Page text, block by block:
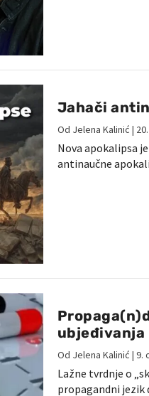
Jahači
Od Jelena Kalinić |
Nova apokalipsa
antinaučne
ubjeđivanja
Od Jelena Kalinić | 9.
Lažne tvrdnje o
propagandni jezik